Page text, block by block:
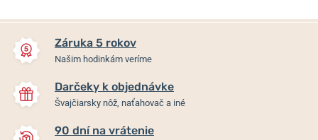
Záruka 5 rokov
Našim hodinkám veríme
Darčeky k objednávke
Švajčiarsky nôž, naťahovač a iné
90 dní na vrátenie